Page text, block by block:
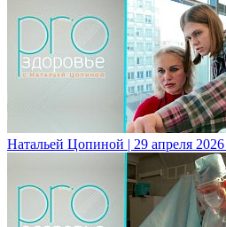
Натальей Цопиной | 29 апреля